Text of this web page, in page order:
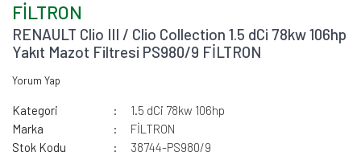
FİLTRON
RENAULT Clio III / Clio Collection 1.5 dCi 78kw 106hp
Yakıt Mazot Filtresi PS980/9 FİLTRON
Yorum Yap
Kategori
1.5 dCi 78kw 106hp
Marka
FİLTRON
Stok Kodu
38744-PS980/9